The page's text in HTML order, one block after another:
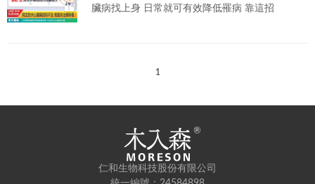
臟病找上身 日常就可有效降低罹病 靠這招
1
仁和生物科技股份有限公司